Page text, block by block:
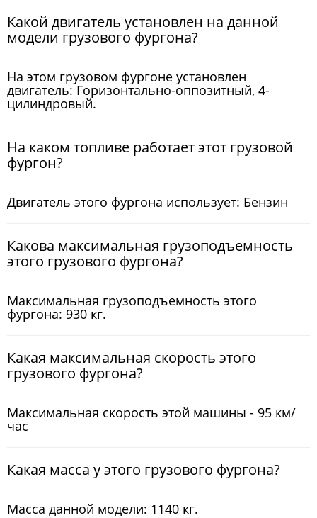
Какой двигатель установлен на данной
модели грузового фургона?
На этом грузовом фургоне установлен
двигатель: Горизонтально-оппозитный, 4-
цилиндровый.
На каком топливе работает этот грузовой
фургон?
Двигатель этого фургона использует: Бензин
Какова максимальная грузоподъемность
этого грузового фургона?
Максимальная грузоподъемность этого
фургона: 930 кг.
Какая максимальная скорость этого
грузового фургона?
Максимальная скорость этой машины - 95 км/
час
Какая масса у этого грузового фургона?
Масса данной модели: 1140 кг.